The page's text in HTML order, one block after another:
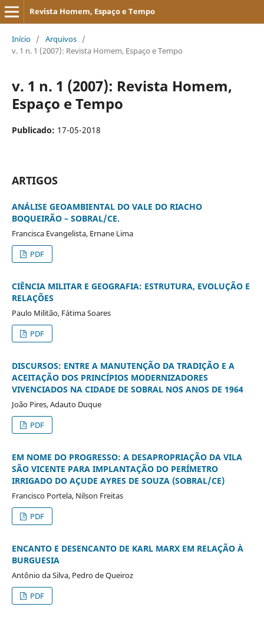
Revista Homem, Espaço e Tempo
Início / Arquivos /
v. 1 n. 1 (2007): Revista Homem, Espaço e Tempo
v. 1 n. 1 (2007): Revista Homem,
Espaço e Tempo
Publicado: 17-05-2018
ARTIGOS
ANÁLISE GEOAMBIENTAL DO VALE DO RIACHO
BOQUEIRÃO – SOBRAL/CE.
Francisca Evangelista, Ernane Lima
PDF
CIÊNCIA MILITAR E GEOGRAFIA: ESTRUTURA, EVOLUÇÃO E
RELAÇÕES
Paulo Militão, Fátima Soares
PDF
DISCURSOS: ENTRE A MANUTENÇÃO DA TRADIÇÃO E A
ACEITAÇÃO DOS PRINCÍPIOS MODERNIZADORES
VIVENCIADOS NA CIDADE DE SOBRAL NOS ANOS DE 1964
João Pires, Adauto Duque
PDF
EM NOME DO PROGRESSO: A DESAPROPRIAÇÃO DA VILA
SÃO VICENTE PARA IMPLANTAÇÃO DO PERÍMETRO
IRRIGADO DO AÇUDE AYRES DE SOUZA (SOBRAL/CE)
Francisco Portela, Nilson Freitas
PDF
ENCANTO E DESENCANTO DE KARL MARX EM RELAÇÃO À
BURGUESIA
Antônio da Silva, Pedro de Queiroz
PDF